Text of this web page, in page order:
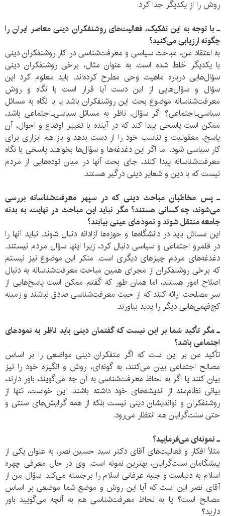
روش را از یکدیگر جدا کرد.
ـ با توجه به این تفکیک، فعالیت‌های روشنفکران دینی معاصر ایران را
چگونه ارزیابی می‌کنید؟
به اعتقاد من، مباحث سیاسی و معرفت‌شناسی در کار روشنفکران دینی
با یکدیگر خَلط شده است. به عنوان مثال، برخی روشنفکران دینی
سؤال‌هایی درباره ماهیت وحی مطرح کرده‌اند. باید معلوم کرد این
سؤال و سؤال‌هایی از این دست آیا قرار است با نگاه و روش
معرفت‌شناسانه موضوع بحث این روشنفکران باشد یا با نگاه به مسائل
سیاسی‌ـ‌اجتماعی؟ اگر سؤال، ناظر به مسائل سیاسی‌ـ‌اجتماعی باشد،
ممکن است پاسخی پیدا کند که در آینده با تغییر اوضاع و احوال، آن
پاسخ، معقولیت و تناسب خود را از دست بدهد و باز هم ابزاری برای
کار سیاسی شود. اما اگر این‌ دغدغه‌ها و سؤال‌ها بخواهند پاسخی با نگاه
معرفت‌شناسانه پیدا کنند، جای بحث آنها در میان توده‌هایی از مردم
نیست که با دین و شعایر دینی درگیر هستند.
ـ پس مخاطبان مباحث دینی که در سپهر معرفت‌شناسانه بررسی
می‌شوند، چه کسانی هستند؟ مگر نباید این مباحث در نهایت، به بدنه
جامعه منتقل شوند و نمودهای عینی بیابند؟
این مسائل باید در دانشگاه‌ها و حوزه‌ها آزادانه دنبال شوند. نباید آنها را
در قلمرو اجتماعی و سیاسی دنبال کرد، زیرا اینها سؤال مردم نیستند.
دغدغه‌های مردم چیزهای دیگری است. منکر این موضوع نیز نیستم
که برخی روشنفکران از مجرای همین مباحث معرفت‌شناسانه به دنبال
اصلاح امور هستند، اما همان طور که گفتم ممکن است پاسخ‌هایی از
سر مصلحت ارائه کنند که از حیث معرفت‌شناسی صادق نباشند و زمینه
کج‌فهمی‌هایی دیگر را پدید بیاورند.
ـ مگر تأکید شما بر این نیست که گفتمان دینی باید ناظر به نمودهای
اجتماعی باشد؟
تأکید من بر این است که اگر متفکران دینی مواضعی را بر اساس
مصالح اجتماعی بیان می‌کنند، به گونه‌ای، روش و انگیزه خود را نیز
بیان کنند یا اگر به لحاظ معرفت‌شناسی به آن چه می‌گویند، باور دارند،
بیانی نظام‌مند از اندیشه‌های خود داشته باشند. این خواست، تنها از
روشنفکران و نواندیشان دینی نیست بلکه از همه گرایش‌های سنتی و
حتی سنت‌گرایان هم انتظار می‌رود.
ـ نمونه‌ای می‌فرمایید؟
مثلاً افکار و فعالیت‌های آقای دکتر سید حسین نصر، به عنوان یکی از
پیشگامان سنت‌گرایان، بهترین نمونه است. وی در حال معرفی چهره
اسلام به دنیاست و جنبه عرفانی اسلام را برجسته می‌کند. سؤال من از
آقای نصر این است که آیا این روش و موضع شما موضعی بر اساس
مصالح است؟ یا به لحاظ معرفت‌شناسی هم به آنچه می‌گویید باور
دارید؟